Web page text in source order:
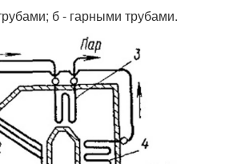
б - гарными трубами.